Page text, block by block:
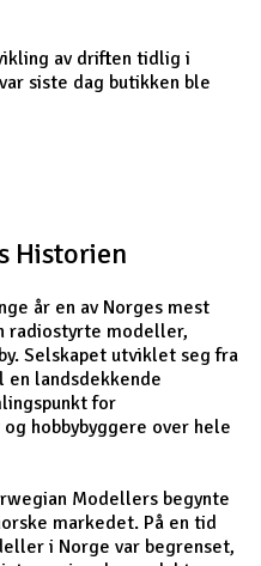
av driften tidlig i
siste dag butikken ble
Historien
år en av Norges mest
radiostyrte modeller,
Selskapet utviklet seg fra
landsdekkende
for
hobbybyggere over hele
Modellers begynte
markedet. På en tid
i Norge var begrenset,